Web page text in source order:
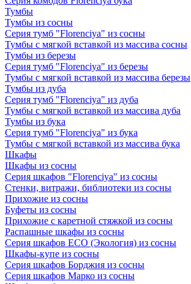
Тумбы
Тумбы из сосны
Серия тумб "Florenciya" из сосны
Тумбы с мягкой вставкой из массива сосны
Тумбы из березы
Серия тумб "Florenciya" из березы
Тумбы с мягкой вставкой из массива березы
Тумбы из дуба
Серия тумб "Florenciya" из дуба
Тумбы с мягкой вставкой из массива дуба
Тумбы из бука
Серия тумб "Florenciya" из бука
Тумбы с мягкой вставкой из массива бука
Шкафы
Шкафы из сосны
Серия шкафов "Florenciya" из сосны
Стенки, витражи, библиотеки из сосны
Прихожие из сосны
Буфеты из сосны
Прихожие с каретной стяжкой из сосны
Распашные шкафы из сосны
Серия шкафов ECO (Экология) из сосны
Шкафы-купе из сосны
Серия шкафов Борджия из сосны
Серия шкафов Марко из сосны